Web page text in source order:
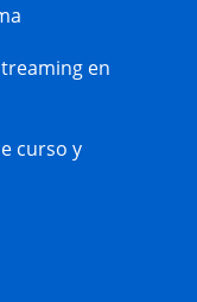
en
curso y